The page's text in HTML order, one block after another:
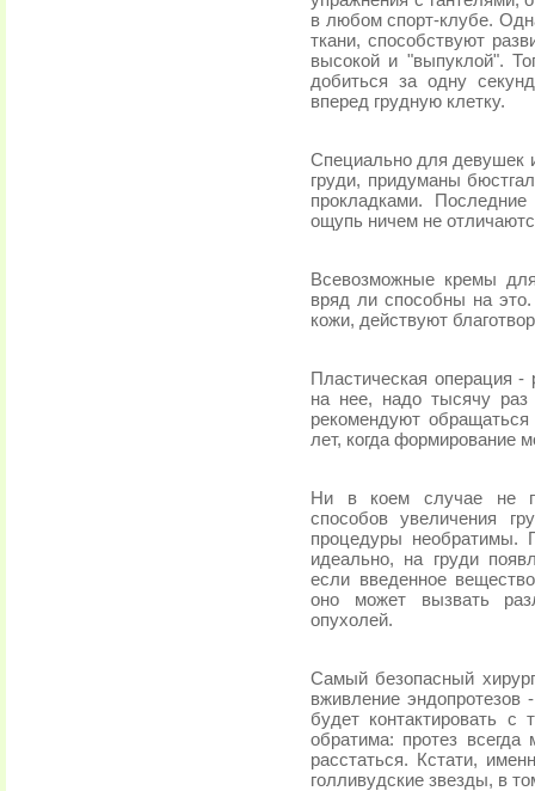
в любом спорт-клубе.
ткани, способствуют
высокой и "выпуклой".
добиться за одну
вперед грудную клетку.
Специально для девушек
груди, придуманы
прокладками.
ощупь ничем не
Всевозможные кремы
вряд ли способны на
кожи, действуют
Пластическая операция
на нее, надо тысячу
рекомендуют обращаться
лет, когда формирование
Ни в коем случае не
способов увеличения
процедуры необратимы.
идеально, на груди
если введенное
оно может вызвать
опухолей.
Самый безопасный
вживление эндопротезов
будет контактировать
обратима: протез
расстаться. Кстати,
голливудские звезды, в